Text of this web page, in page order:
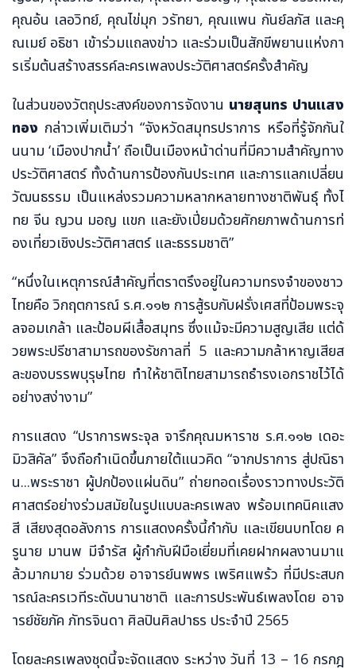
คุณอ้น เลอวิทย์, คุณไข่มุก วรัทยา, คุณแพน กันย์ลภัส และคุ
ณเมย์ อธิชา เข้าร่วมแถลงข่าว และร่วมเป็นสักขีพยานแห่งกา
รเริ่มต้นสร้างสรรค์ละครเพลงประวัติศาสตร์ครั้งสำคัญ
ในส่วนของวัตถุประสงค์ของการจัดงาน นายสุนทร ปานแสง
ทอง กล่าวเพิ่มเติมว่า “จังหวัดสมุทรปราการ หรือที่รู้จักกันใ
นนาม ‘เมืองปากน้ำ’ ถือเป็นเมืองหน้าด่านที่มีความสำคัญทาง
ประวัติศาสตร์ ทั้งด้านการป้องกันประเทศ และการแลกเปลี่ยน
วัฒนธรรม เป็นแหล่งรวมความหลากหลายทางชาติพันธุ์ ทั้งไ
ทย จีน ญวน มอญ แขก และยังเปี่ยมด้วยศักยภาพด้านการท่
องเที่ยวเชิงประวัติศาสตร์ และธรรมชาติ”
“หนึ่งในเหตุการณ์สำคัญที่ตราตรึงอยู่ในความทรงจำของชาว
ไทยคือ วิกฤตการณ์ ร.ศ.๑๑๒ การสู้รบกับฝรั่งเศสที่ป้อมพระจุ
ลจอมเกล้า และป้อมผีเสื้อสมุทร ซึ่งแม้จะมีความสูญเสีย แต่ด้
วยพระปรีชาสามารถของรัชกาลที่ 5 และความกล้าหาญเสียส
ละของบรรพบุรุษไทย ทำให้ชาติไทยสามารถธำรงเอกราชไว้ได้
อย่างสง่างาม”
การแสดง “ปราการพระจุล จารึกคุณมหาราช ร.ศ.๑๑๒ เดอะ
มิวสิคัล” จึงถือกำเนิดขึ้นภายใต้แนวคิด “จากปราการ สู่ปณิธา
น...พระราชา ผู้ปกป้องแผ่นดิน” ถ่ายทอดเรื่องราวทางประวัติ
ศาสตร์อย่างร่วมสมัยในรูปแบบละครเพลง พร้อมเทคนิคแสง
สี เสียงสุดอลังการ การแสดงครั้งนี้กำกับ และเขียนบทโดย ค
รูนาย มานพ มีจำรัส ผู้กำกับฝีมือเยี่ยมที่เคยฝากผลงานมาแ
ล้วมากมาย ร่วมด้วย อาจารย์นพพร เพริศแพร้ว ที่มีประสบก
ารณ์ละครเวทีระดับนานาชาติ และการประพันธ์เพลงโดย อาจ
ารย์ชัยภัค ภัทรจินดา ศิลปินศิลปาธร ประจำปี 2565
โดยละครเพลงชุดนี้จะจัดแสดง ระหว่าง วันที่ 13 – 16 กรกฎ